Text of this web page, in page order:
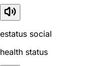
estatus social
health status